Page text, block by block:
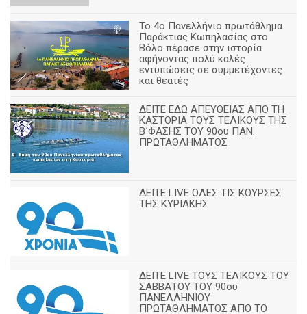
Το 4ο Πανελλήνιο πρωτάθλημα
Παράκτιας Κωπηλασίας στο
Βόλο πέρασε στην ιστορία
αφήνοντας πολύ καλές
εντυπώσεις σε συμμετέχοντες
και θεατές
ΔΕΙΤΕ ΕΔΩ ΑΠΕΥΘΕΙΑΣ ΑΠΟ ΤΗ
ΚΑΣΤΟΡΙΑ ΤΟΥΣ ΤΕΛΙΚΟΥΣ ΤΗΣ
Β΄ΦΑΣΗΣ ΤΟΥ 90ου ΠΑΝ.
ΠΡΩΤΑΘΛΗΜΑΤΟΣ
ΔΕΙΤΕ LIVE ΟΛΕΣ ΤΙΣ ΚΟΥΡΣΕΣ
ΤΗΣ ΚΥΡΙΑΚΗΣ
ΔΕΙΤΕ LIVE ΤΟΥΣ ΤΕΛΙΚΟΥΣ ΤΟΥ
ΣΑΒΒΑΤΟΥ ΤΟΥ 90ου
ΠΑΝΕΛΛΗΝΙΟΥ
ΠΡΩΤΑΘΛΗΜΑΤΟΣ ΑΠΟ ΤΟ